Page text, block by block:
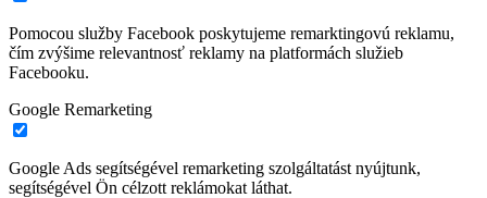
Pomocou služby Facebook poskytujeme remarktingovú reklamu,
čím zvýšime relevantnosť reklamy na platformách služieb
Facebooku.
Google Remarketing
Google Ads segítségével remarketing szolgáltatást nyújtunk,
segítségével Ön célzott reklámokat láthat.